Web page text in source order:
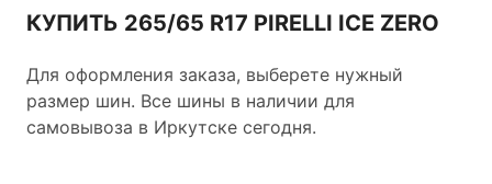
Новинка отличается использованием нового
КУПИТЬ 265/65 R17 PIRELLI ICE ZERO
Для оформления заказа, выберете нужный
размер шин. Все шины в наличии для
самовывоза в Иркутске сегодня.